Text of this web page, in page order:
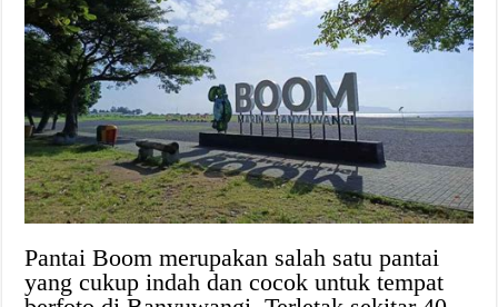
Pantai Boom merupakan salah satu pantai
yang cukup indah dan cocok untuk tempat